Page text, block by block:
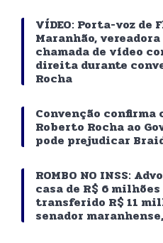
VÍDEO: Porta-voz de
Maranhão,
chamada de vídeo
direita durante
Rocha
Convenção confirma
Roberto Rocha ao
pode prejudicar
ROMBO NO INSS:
casa de R$ 6
transferido R$ 11
senador